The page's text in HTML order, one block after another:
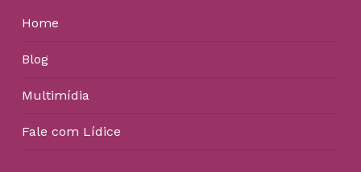
Home
Blog
Multimídia
Fale com Lídice